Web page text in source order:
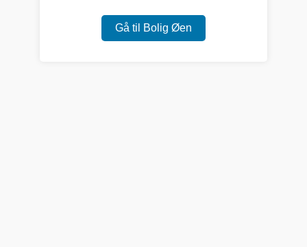
Gå til Bolig Øen